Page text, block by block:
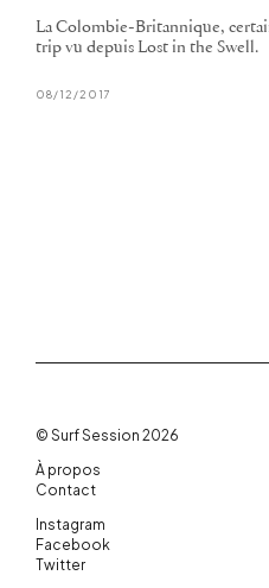
La Colombie-Britannique,
trip vu depuis Lost in the Swell.
08/12/2017
© Surf Session 2026
À propos
Contact
Instagram
Facebook
Twitter